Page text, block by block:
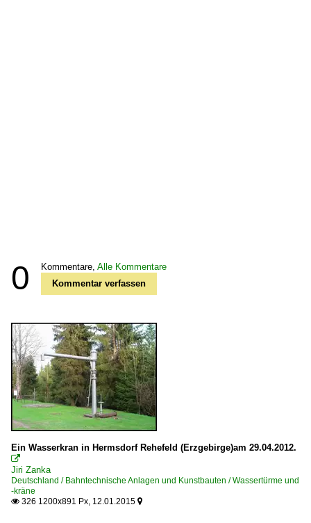
0 Kommentare, Alle Kommentare
Kommentar verfassen
Ein Wasserkran in Hermsdorf Rehefeld (Erzgebirge)am 29.04.2012.

Jiri Zanka
Deutschland / Bahntechnische Anlagen und Kunstbauten / Wassertürme und
-kräne
 326 1200x891 Px, 12.01.2015 